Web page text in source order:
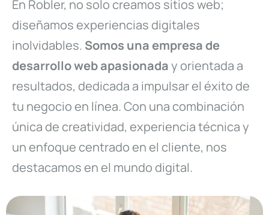
En Robler, no solo creamos sitios web;
diseñamos experiencias digitales
inolvidables. Somos una empresa de
desarrollo web apasionaday orientada a
resultados, dedicada a impulsar el éxito de
tu negocio en línea. Con una combinación
única de creatividad, experiencia técnica y
un enfoque centrado en el cliente, nos
destacamos en el mundo digital.